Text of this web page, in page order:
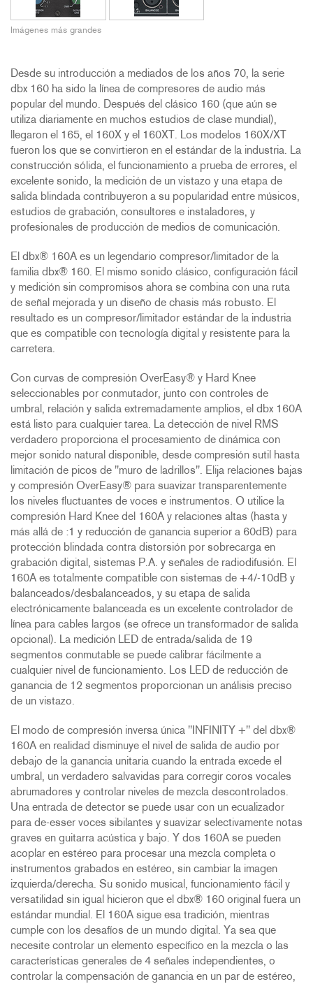
Imágenes más grandes
Desde su introducción a mediados de los años 70, la serie
dbx 160 ha sido la línea de compresores de audio más
popular del mundo. Después del clásico 160 (que aún se
utiliza diariamente en muchos estudios de clase mundial),
llegaron el 165, el 160X y el 160XT. Los modelos 160X/XT
fueron los que se convirtieron en el estándar de la industria. La
construcción sólida, el funcionamiento a prueba de errores, el
excelente sonido, la medición de un vistazo y una etapa de
salida blindada contribuyeron a su popularidad entre músicos,
estudios de grabación, consultores e instaladores, y
profesionales de producción de medios de comunicación.
El dbx® 160A es un legendario compresor/limitador de la
familia dbx® 160. El mismo sonido clásico, configuración fácil
y medición sin compromisos ahora se combina con una ruta
de señal mejorada y un diseño de chasis más robusto. El
resultado es un compresor/limitador estándar de la industria
que es compatible con tecnología digital y resistente para la
carretera.
Con curvas de compresión OverEasy® y Hard Knee
seleccionables por conmutador, junto con controles de
umbral, relación y salida extremadamente amplios, el dbx 160A
está listo para cualquier tarea. La detección de nivel RMS
verdadero proporciona el procesamiento de dinámica con
mejor sonido natural disponible, desde compresión sutil hasta
limitación de picos de "muro de ladrillos". Elija relaciones bajas
y compresión OverEasy® para suavizar transparentemente
los niveles fluctuantes de voces e instrumentos. O utilice la
compresión Hard Knee del 160A y relaciones altas (hasta y
más allá de :1 y reducción de ganancia superior a 60dB) para
protección blindada contra distorsión por sobrecarga en
grabación digital, sistemas P.A. y señales de radiodifusión. El
160A es totalmente compatible con sistemas de +4/-10dB y
balanceados/desbalanceados, y su etapa de salida
electrónicamente balanceada es un excelente controlador de
línea para cables largos (se ofrece un transformador de salida
opcional). La medición LED de entrada/salida de 19
segmentos conmutable se puede calibrar fácilmente a
cualquier nivel de funcionamiento. Los LED de reducción de
ganancia de 12 segmentos proporcionan un análisis preciso
de un vistazo.
El modo de compresión inversa única "INFINITY +" del dbx®
160A en realidad disminuye el nivel de salida de audio por
debajo de la ganancia unitaria cuando la entrada excede el
umbral, un verdadero salvavidas para corregir coros vocales
abrumadores y controlar niveles de mezcla descontrolados.
Una entrada de detector se puede usar con un ecualizador
para de-esser voces sibilantes y suavizar selectivamente notas
graves en guitarra acústica y bajo. Y dos 160A se pueden
acoplar en estéreo para procesar una mezcla completa o
instrumentos grabados en estéreo, sin cambiar la imagen
izquierda/derecha. Su sonido musical, funcionamiento fácil y
versatilidad sin igual hicieron que el dbx® 160 original fuera un
estándar mundial. El 160A sigue esa tradición, mientras
cumple con los desafíos de un mundo digital. Ya sea que
necesite controlar un elemento específico en la mezcla o las
características generales de 4 señales independientes, o
controlar la compensación de ganancia en un par de estéreo,